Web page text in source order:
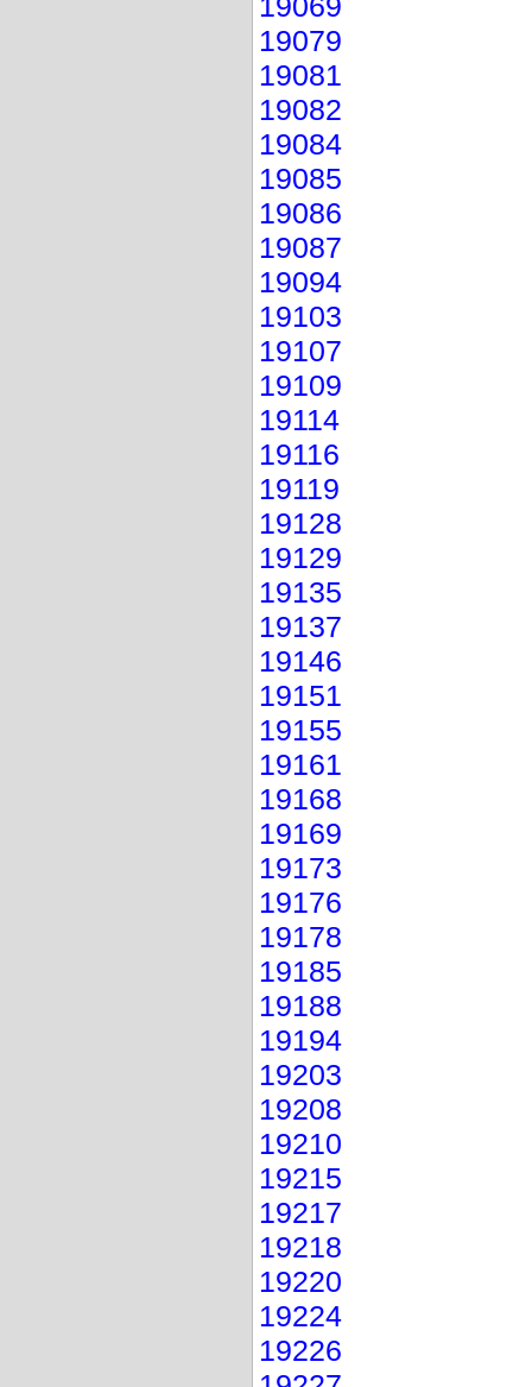
19079
19081
19082
19084
19085
19086
19087
19094
19103
19107
19109
19114
19116
19119
19128
19129
19135
19137
19146
19151
19155
19161
19168
19169
19173
19176
19178
19185
19188
19194
19203
19208
19210
19215
19217
19218
19220
19224
19226